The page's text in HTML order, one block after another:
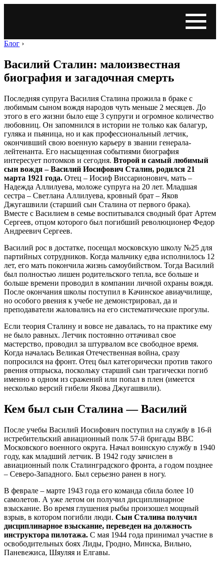
Блог ›
Василий Сталин: малоизвестная
биография и загадочная смерть
Последняя супруга Василия Сталина прожила в браке с
любимым сыном вождя народов чуть меньше 2 месяцев. До
этого в его жизни было еще 3 супруги и огромное количество
любовниц. Он запомнился в истории не только как балагур,
гуляка и пьяница, но и как профессиональный летчик,
окончивший свою военную карьеру в звании генерала-
лейтенанта. Его насыщенная событиями биография
интересует потомков и сегодня. Второй и самый любимый
сын вождя – Василий Иосифович Сталин, родился 21
марта 1921 года. Отец – Иосиф Виссарионович, мать –
Надежда Аллилуева, моложе супруга на 20 лет. Младшая
сестра – Светлана Аллилуева, кровный брат – Яков
Джугашвили (старший сын Сталина от первого брака).
Вместе с Василием в семье воспитывался сводный брат Артем
Сергеев, отцом которого был погибший революционер Федор
Андреевич Сергеев.
Василий рос в достатке, посещал московскую школу №25 для
партийных сотрудников. Когда мальчику едва исполнилось 12
лет, его мать покончила жизнь самоубийством. Тогда Василий
был полностью лишен родительского тепла, все больше и
больше времени проводил в компании личной охраны вождя.
После окончания школы поступил в Качинское авиаучилище,
но особого рвения к учебе не демонстрировал, да и
преподаватели жаловались на его систематические прогулы.
Если теория Сталину и вовсе не давалась, то на практике ему
не было равных. Летчик постоянно оттачивал свое
мастерство, проводил за штурвалом все свободное время.
Когда началась Великая Отечественная война, сразу
попросился на фронт. Отец был категорически против такого
рвения отпрыска, поскольку старший сын трагически погиб
именно в одном из сражений или попал в плен (имеется
несколько версий гибели Якова Джугашвили).
Кем был сын Сталина — Василий
После учебы Василий Иосифович поступил на службу в 16-й
истребительский авиационный полк 57-й бригады ВВС
Московского военного округа. Начал воинскую службу в 1940
году, как младший летчик. В 1942 году зачислен в
авиационный полк Сталинградского фронта, а годом позднее
– Северо-Западного. Был серьезно ранен в ногу.
В феврале – марте 1943 года его команда сбила более 10
самолетов. А уже летом он получил дисциплинарное
взыскание. Во время глушения рыбы произошел мощный
взрыв, в котором погибли люди. Сын Сталина получил
дисциплинарное взыскание, переведен на должность
инструктора пилотажа. С мая 1944 года принимал участие в
освободительных боях Лиды, Гродно, Минска, Вильно,
Паневежиса, Шяуляя и Елгавы.